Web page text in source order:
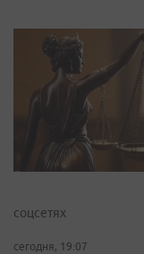
соцсетях
сегодня, 19:07